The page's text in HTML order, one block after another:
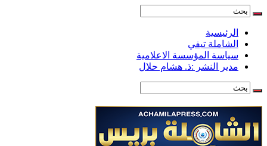
الرئيسية
الشاملة تيفي
سياسة المؤسسة الاعلامية
مدير النشر :ذ. هشام حلال